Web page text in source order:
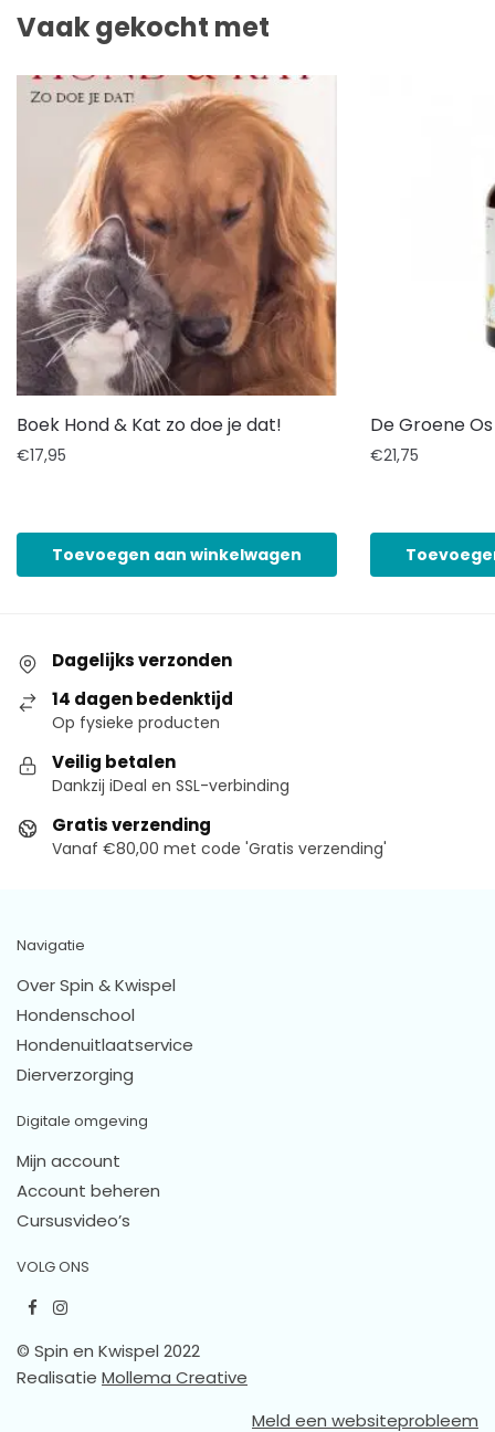
Vaak gekocht met
Boek Hond & Kat zo doe je dat!
€17,95
Toevoegen aan winkelwagen
De Groene
€21,75
Dagelijks verzonden
14 dagen bedenktijd
Op fysieke producten
Veilig betalen
Dankzij iDeal en SSL-verbinding
Gratis verzending
Vanaf €80,00 met code 'Gratis verzending'
Navigatie
Over Spin & Kwispel
Hondenschool
Hondenuitlaatservice
Dierverzorging
Digitale omgeving
Mijn account
Account beheren
Cursusvideo’s
VOLG ONS
© Spin en Kwispel 2022
Realisatie Mollema Creative
Meld een websiteprobleem